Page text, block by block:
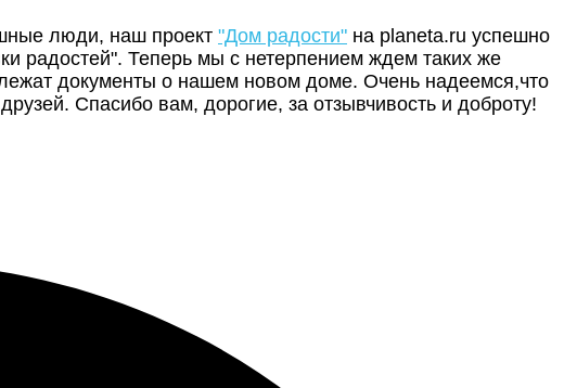
люди, наш проект "Дом радости" на planeta.ru успешно
радостей". Теперь мы с нетерпением ждем таких же
документы о нашем новом доме. Очень надеемся,что
Спасибо вам, дорогие, за отзывчивость и доброту!